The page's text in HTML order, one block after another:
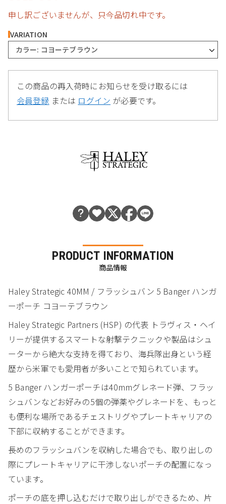
申し訳ございませんが、只今品切れ中です。
VARIATION
カラー: コヨーテブラウン
この商品の再入荷時にお知らせを受け取るには
会員登録 または ログイン が必要です。
PRODUCT INFORMATION
商品情報
Haley Strategic 40MM / フラッシュバン 5 Banger ハンガ
ーポーチ コヨーテブラウン
Haley Strategic Partners (HSP) の代表 トラヴィス・ヘイ
リーが提供するスマートな射撃テクニックや製品はシュ
ーターから絶大な支持を得ており、海兵隊出身という経
歴から米軍でも愛用者が多いことで知られています。
5 Banger ハンガーポーチは40mmグレネード弾、フラッ
シュバンなどお好みの5個の弾薬やグレネードを、もっと
も便利な場所であるチェストリグやプレートキャリアの
下部に収納することができます。
長めのフラッシュバンを収納した場合でも、取り出しの
際にプレートキャリアに干渉しないポーチの配置になっ
ています。
ポーチの底を押し込むだけで取り出しができるため、片